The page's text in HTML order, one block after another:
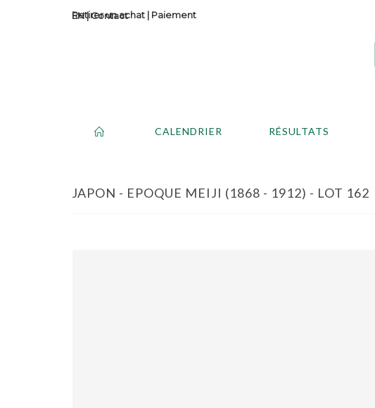
Contact
Retirer un achat | Paiement
CALENDRIER RÉSULTATS
JAPON - EPOQUE MEIJI (1868 - 1912) - LOT 162